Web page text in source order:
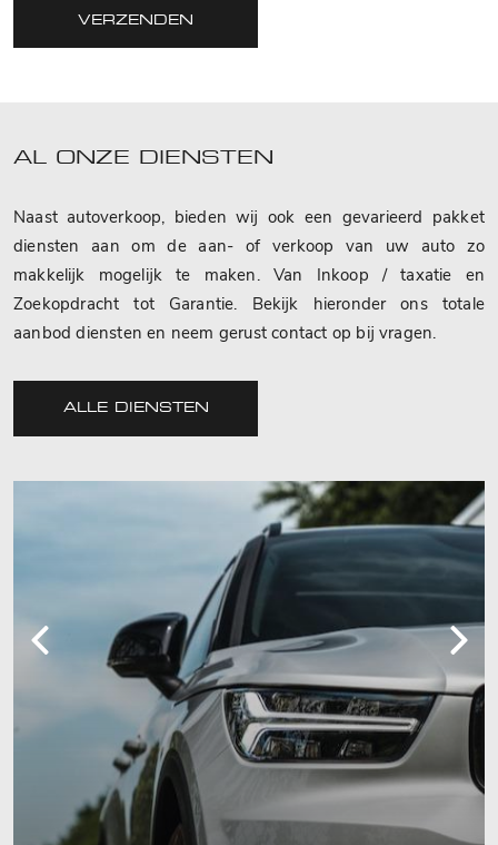
VERZENDEN
AL ONZE DIENSTEN
Naast autoverkoop, bieden wij ook een gevarieerd pakket
diensten aan om de aan- of verkoop van uw auto zo
makkelijk mogelijk te maken. Van Inkoop / taxatie en
Zoekopdracht tot Garantie. Bekijk hieronder ons totale
aanbod diensten en neem gerust contact op bij vragen.
ALLE DIENSTEN